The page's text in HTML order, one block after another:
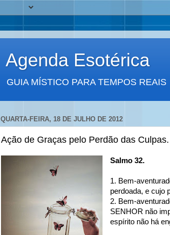
Agenda Esotérica
GUIA MÍSTICO PARA TEMPOS REAIS
QUARTA-FEIRA, 18 DE JULHO DE 2012
Ação de Graças pelo Perdão das Culpas.
Salmo 32.
1. Bem-
perdoada, e cujo
2. Bem-
SENHOR não
espírito não há